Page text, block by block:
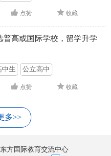
点赞 收藏
普高或国际学校，留学升学
中生 公立高中
点赞 收藏
多>>
方国际教育交流中心